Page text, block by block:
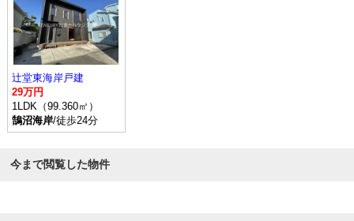
辻堂東海岸戸建
29万円
1LDK（99.360㎡）
鵠沼海岸/徒歩24分
今まで閲覧した物件